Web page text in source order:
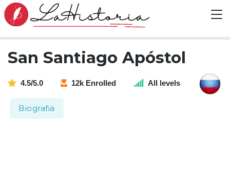
San Santiago Apóstol
4.5/5.0 12k Enrolled All levels
Biografia